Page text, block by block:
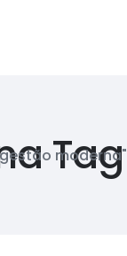
Tag
moderna"